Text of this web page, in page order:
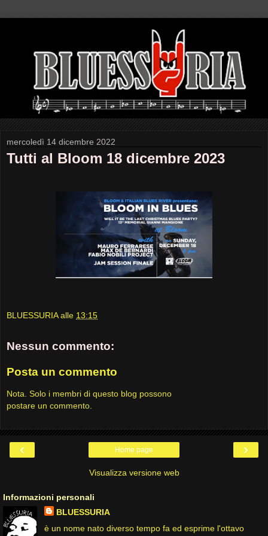
mercoledì 14 dicembre 2022
Tutti al Bloom 18 dicembre 2023
BLUESSURIA alle 13:15
Nessun commento:
Posta un commento
Nota. Solo i membri di questo blog possono
postare un commento.
‹ ›
Home page
Visualizza versione web
Informazioni personali
BLUESSURIA
è un nome nato diverso tempo fa ed esprime l'ottavo